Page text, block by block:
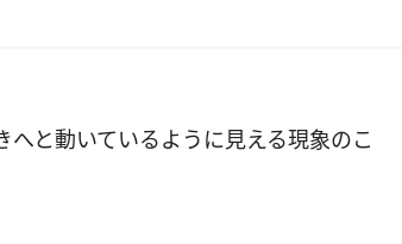
と動いているように見える現象のこ